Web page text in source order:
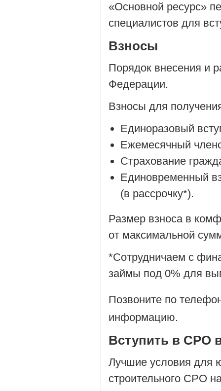
«Основной ресурс»
специалистов для
Взносы
Порядок внесения и
Федерации.
Взносы для
Единоразовый
Ежемесячный
Страхование
Единовременный
(в рассрочку*).
Размер взноса в
от максимальной
*Сотрудничаем с
займы под 0% для
Позвоните по
информацию.
Вступить в СРО
Лучшие условия для
строительного СРО